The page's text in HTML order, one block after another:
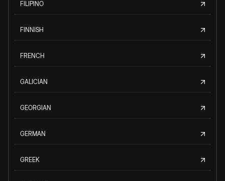
FILIPINO
FINNISH
FRENCH
GALICIAN
GEORGIAN
GERMAN
GREEK